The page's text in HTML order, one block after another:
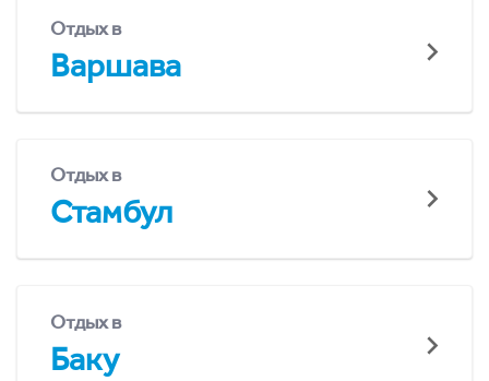
Отдых в
Варшава
Отдых в
Стамбул
Отдых в
Баку